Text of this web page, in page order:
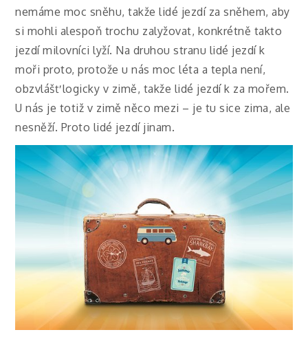
nemáme moc sněhu, takže lidé jezdí za sněhem, aby
si mohli alespoň trochu zalyžovat, konkrétně takto
jezdí milovníci lyží. Na druhou stranu lidé jezdí k
moři proto, protože u nás moc léta a tepla není,
obzvlášť logicky v zimě, takže lidé jezdí k za mořem.
U nás je totiž v zimě něco mezi – je tu sice zima, ale
nesněží. Proto lidé jezdí jinam.